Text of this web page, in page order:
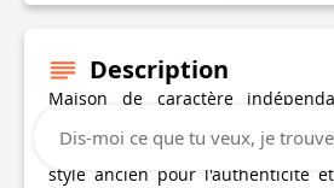
Description
Maison de caractère
ombragée et terrain non clos de
marches. Le propriétaire a fait
style ancien pour l'authenticité
Dis-moi ce que tu veux, je